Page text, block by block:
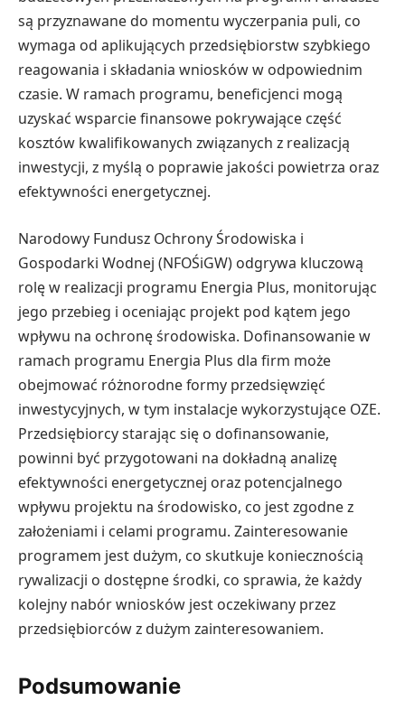
są przyznawane do momentu wyczerpania puli, co
wymaga od aplikujących przedsiębiorstw szybkiego
reagowania i składania wniosków w odpowiednim
czasie. W ramach programu, beneficjenci mogą
uzyskać wsparcie finansowe pokrywające część
kosztów kwalifikowanych związanych z realizacją
inwestycji, z myślą o poprawie jakości powietrza oraz
efektywności energetycznej.
Narodowy Fundusz Ochrony Środowiska i
Gospodarki Wodnej (NFOŚiGW) odgrywa kluczową
rolę w realizacji programu Energia Plus, monitorując
jego przebieg i oceniając projekt pod kątem jego
wpływu na ochronę środowiska. Dofinansowanie w
ramach programu Energia Plus dla firm może
obejmować różnorodne formy przedsięwzięć
inwestycyjnych, w tym instalacje wykorzystujące OZE.
Przedsiębiorcy starając się o dofinansowanie,
powinni być przygotowani na dokładną analizę
efektywności energetycznej oraz potencjalnego
wpływu projektu na środowisko, co jest zgodne z
założeniami i celami programu. Zainteresowanie
programem jest dużym, co skutkuje koniecznością
rywalizacji o dostępne środki, co sprawia, że każdy
kolejny nabór wniosków jest oczekiwany przez
przedsiębiorców z dużym zainteresowaniem.
Podsumowanie